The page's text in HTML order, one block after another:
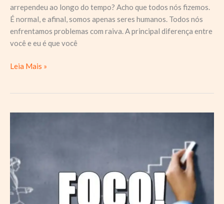
arrependeu ao longo do tempo? Acho que todos nós fizemos.
É normal, e afinal, somos apenas seres humanos. Todos nós
enfrentamos problemas com raiva. A principal diferença entre
você e eu é que você
5
controlar
Leia Mais »